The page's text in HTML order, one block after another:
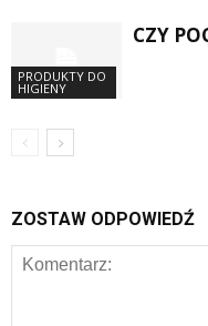
PRODUKTY DO
HIGIENY
CZY
ZOSTAW ODPOWIEDŹ